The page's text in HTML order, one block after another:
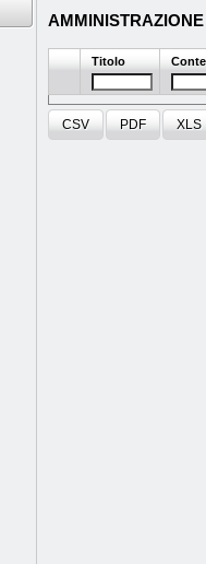
Titolo
CSV PDF XLS